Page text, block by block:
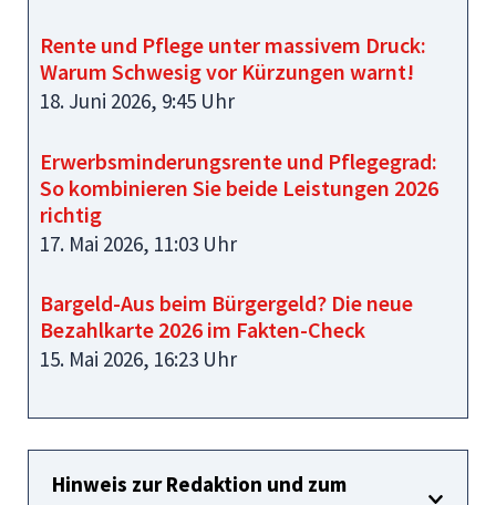
Rente und Pflege unter massivem Druck:
Warum Schwesig vor Kürzungen warnt!
18. Juni 2026, 9:45 Uhr
Erwerbsminderungsrente und Pflegegrad:
So kombinieren Sie beide Leistungen 2026
richtig
17. Mai 2026, 11:03 Uhr
Bargeld-Aus beim Bürgergeld? Die neue
Bezahlkarte 2026 im Fakten-Check
15. Mai 2026, 16:23 Uhr
Hinweis zur Redaktion und zum